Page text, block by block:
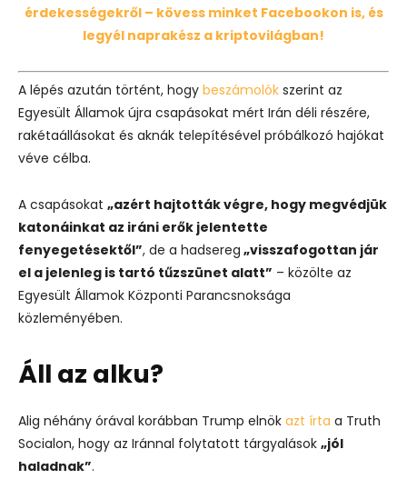
érdekességekről – kövess minket Facebookon is, és
legyél naprakész a kriptovilágban!
A lépés azután történt, hogy beszámolók szerint az
Egyesült Államok újra csapásokat mért Irán déli részére,
rakétaállásokat és aknák telepítésével próbálkozó hajókat
véve célba.
A csapásokat „azért hajtották végre, hogy megvédjük
katonáinkat az iráni erők jelentette
fenyegetésektől”, de a hadsereg „visszafogottan jár
el a jelenleg is tartó tűzszünet alatt” – közölte az
Egyesült Államok Központi Parancsnoksága
közleményében.
Áll az alku?
Alig néhány órával korábban Trump elnök azt írta a Truth
Socialon, hogy az Iránnal folytatott tárgyalások „jól
haladnak”.